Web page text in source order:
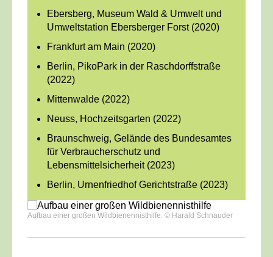
Ebersberg, Museum Wald & Umwelt und
Umweltstation Ebersberger Forst (2020)
Frankfurt am Main (2020)
Berlin, PikoPark in der Raschdorffstraße
(2022)
Mittenwalde (2022)
Neuss, Hochzeitsgarten (2022)
Braunschweig, Gelände des Bundesamtes
für Verbraucherschutz und
Lebensmittelsicherheit (2023)
Berlin, Urnen­friedhof Gerichtstraße (2023)
Aufbau einer großen Wildbienennisthilfe. © Harald Schnauder